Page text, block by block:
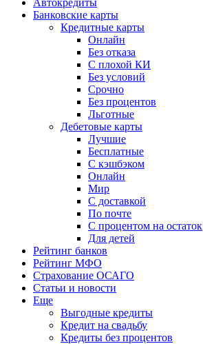
Автокредиты
Банковские карты
Кредитные карты
Онлайн
Без отказа
С плохой КИ
Без условий
Срочно
Без процентов
Льготные
Дебетовые карты
Лучшие
Бесплатные
С кэшбэком
Онлайн
Мир
С доставкой
По почте
С процентом на остаток
Для детей
Рейтинг банков
Рейтинг МФО
Страхование ОСАГО
Статьи и новости
Еще
Выгодные кредиты
Кредит на свадьбу
Кредиты без процентов